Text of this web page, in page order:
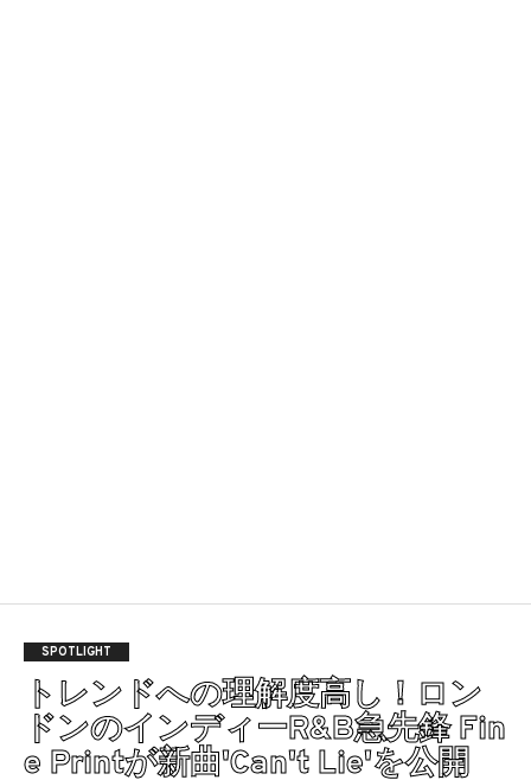
SPOTLIGHT
トレンドへの理解度高し！ロン
ドンのインディーR&B急先鋒 Fin
e Printが新曲'Can't Lie'を公開